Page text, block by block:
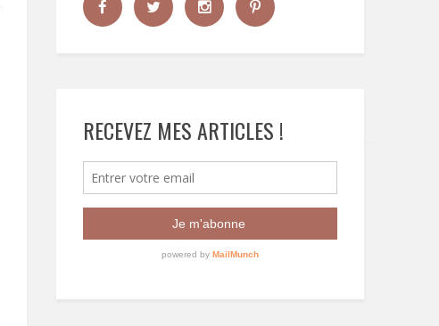
RECEVEZ MES ARTICLES !